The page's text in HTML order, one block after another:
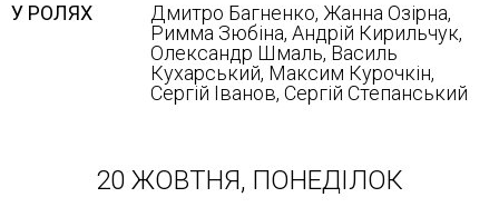
У РОЛЯХ
Дмитро Багненко, Жанна Озірна,
Римма Зюбіна, Андрій Кирильчук,
Олександр Шмаль, Василь
Кухарський, Максим Курочкін,
Сергій Іванов, Сергій Степанський
20 ЖОВТНЯ, ПОНЕДІЛОК